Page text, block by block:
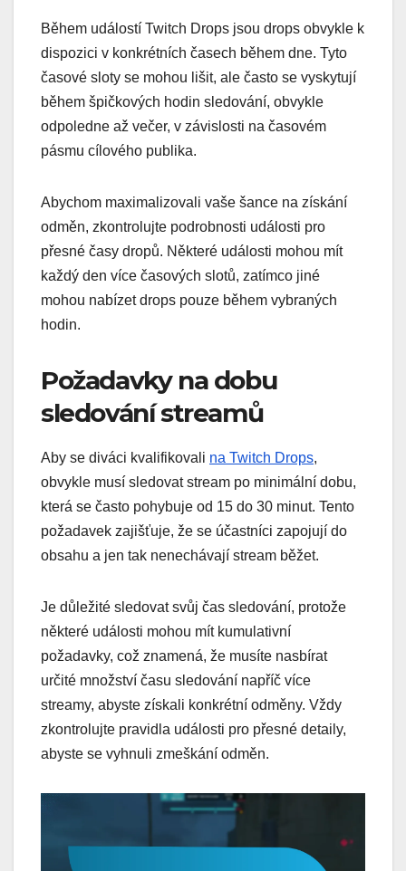
Během událostí Twitch Drops jsou drops obvykle k
dispozici v konkrétních časech během dne. Tyto
časové sloty se mohou lišit, ale často se vyskytují
během špičkových hodin sledování, obvykle
odpoledne až večer, v závislosti na časovém
pásmu cílového publika.
Abychom maximalizovali vaše šance na získání
odměn, zkontrolujte podrobnosti události pro
přesné časy dropů. Některé události mohou mít
každý den více časových slotů, zatímco jiné
mohou nabízet drops pouze během vybraných
hodin.
Požadavky na dobu
sledování streamů
Aby se diváci kvalifikovali na Twitch Drops,
obvykle musí sledovat stream po minimální dobu,
která se často pohybuje od 15 do 30 minut. Tento
požadavek zajišťuje, že se účastníci zapojují do
obsahu a jen tak nenechávají stream běžet.
Je důležité sledovat svůj čas sledování, protože
některé události mohou mít kumulativní
požadavky, což znamená, že musíte nasbírat
určité množství času sledování napříč více
streamy, abyste získali konkrétní odměny. Vždy
zkontrolujte pravidla události pro přesné detaily,
abyste se vyhnuli zmeškání odměn.